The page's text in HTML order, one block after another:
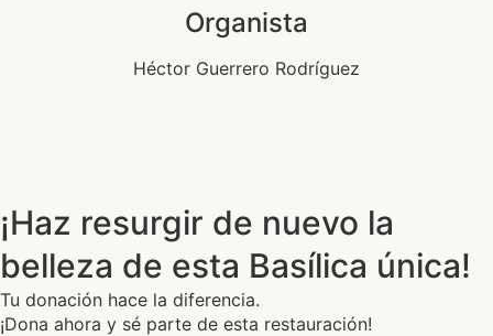
Organista
Héctor Guerrero Rodríguez
¡Haz resurgir de nuevo la
belleza de esta Basílica única!
Tu donación hace la diferencia.
¡Dona ahora y sé parte de esta restauración!